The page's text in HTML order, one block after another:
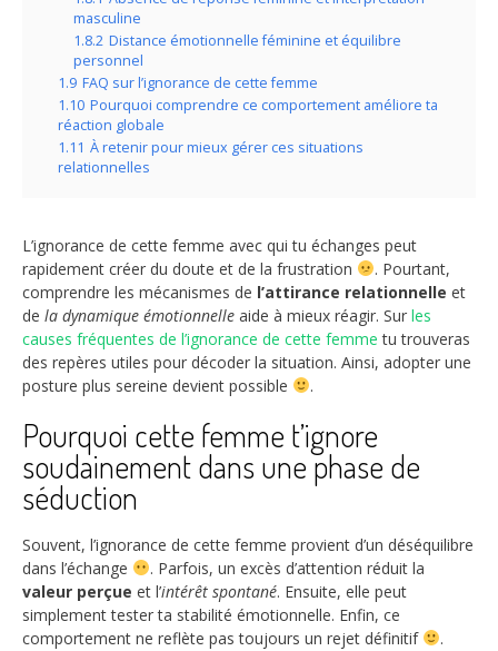
masculine
1.8.2 Distance émotionnelle féminine et équilibre
personnel
1.9 FAQ sur l’ignorance de cette femme
1.10 Pourquoi comprendre ce comportement améliore ta
réaction globale
1.11 À retenir pour mieux gérer ces situations
relationnelles
L’ignorance de cette femme avec qui tu échanges peut
rapidement créer du doute et de la frustration
. Pourtant,
comprendre les mécanismes de l’attirance relationnelle et
de la dynamique émotionnelle aide à mieux réagir. Sur les
causes fréquentes de l’ignorance de cette femme tu trouveras
des repères utiles pour décoder la situation. Ainsi, adopter une
posture plus sereine devient possible
.
Pourquoi cette femme t’ignore
soudainement dans une phase de
séduction
Souvent, l’ignorance de cette femme provient d’un déséquilibre
dans l’échange
. Parfois, un excès d’attention réduit la
valeur perçue et l’intérêt spontané. Ensuite, elle peut
simplement tester ta stabilité émotionnelle. Enfin, ce
comportement ne reflète pas toujours un rejet définitif
.